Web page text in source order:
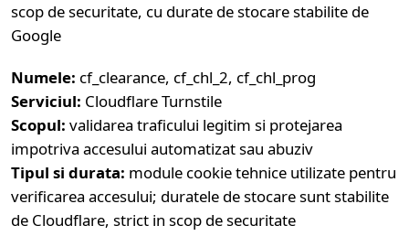
scop de securitate, cu durate de stocare stabilite de
Google
Numele: cf_clearance, cf_chl_2, cf_chl_prog
Serviciul: Cloudflare Turnstile
Scopul: validarea traficului legitim si protejarea
impotriva accesului automatizat sau abuziv
Tipul si durata: module cookie tehnice utilizate pentru
verificarea accesului; duratele de stocare sunt stabilite
de Cloudflare, strict in scop de securitate